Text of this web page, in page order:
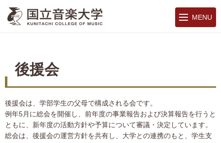
MENU
後援会
後援会は、学部学生の父母で構成される会です。
例年5月に総会を開催し、前年度の事業報告および決算報告を行うと
ともに、新年度の活動方針や予算について審議・決定しています。
総会は、後援会の運営方針を共有し、大学との連携のもと、学生支